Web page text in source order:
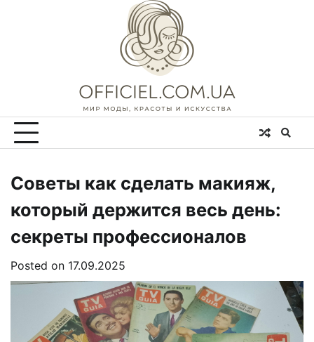
Советы как сделать макияж,
который держится весь день:
секреты профессионалов
Posted on 17.09.2025